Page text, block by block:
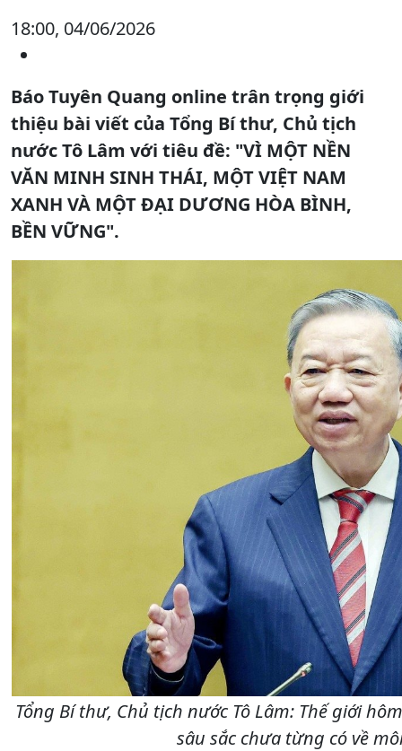
18:00, 04/06/2026
Báo Tuyên Quang online trân trọng giới
thiệu bài viết của Tổng Bí thư, Chủ tịch
nước Tô Lâm với tiêu đề: "VÌ MỘT NỀN
VĂN MINH SINH THÁI, MỘT VIỆT NAM
XANH VÀ MỘT ĐẠI DƯƠNG HÒA BÌNH,
BỀN VỮNG".
Tổng Bí thư, Chủ tịch nước Tô Lâm: Thế giới
sâu sắc chưa từng có về